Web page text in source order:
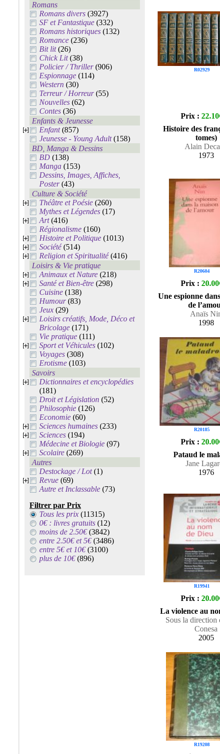
Romans
Romans divers (3927)
SF et Fantastique (332)
Romans historiques (132)
Romance (236)
Bit lit(26)
Chick Lit(38)
Policier / Thriller(906)
Espionnage (114)
Western (30)
Terreur / Horreur(55)
Nouvelles (62)
Contes (36)
Enfants & Jeunesse
Enfant(857)
Jeunesse - Young Adult(158)
BD, Manga & Dessins
BD (138)
Manga (153)
Dessins, Images, Affiches,
Poster(43)
Culture & Société
Théâtre et Poésie (260)
Mythes et Légendes (17)
Art(416)
Régionalisme (160)
Histoire et Politique (1013)
Société(514)
Religion et Spiritualité(416)
Loisirs & Vie pratique
Animaux et Nature (218)
Santé et Bien-être (298)
Cuisine (138)
Humour(83)
Jeux (29)
Loisirs créatifs, Mode, Déco et
Bricolage (171)
Vie pratique (111)
Sport et Véhicules (102)
Voyages (308)
Erotisme (103)
Savoirs
Dictionnaires et encyclopédies
(181)
Droit et Législation (52)
Philosophie (126)
Economie (60)
Sciences humaines (233)
Sciences (194)
Médecine et Biologie (97)
Scolaire (269)
Autres
Destockage / Lot(1)
Revue (69)
Autre et Inclassable (73)
Filtrer par Prix
Tous les prix (11315)
0€ : livres gratuits (12)
moins de 2.50€(3842)
entre 2.50€ et 5€(3486)
entre 5€ et 10€(3100)
plus de 10€(896)
R02929
Prix :
Histoire des
tomes)
Alain
1973
R20604
Prix :
Une espionne
de
Anaïs
1998
R20185
Prix :
Pataud le
Jane
1976
R19941
Prix :
La violence au
Sous la direction
Conesa
2005
R19208